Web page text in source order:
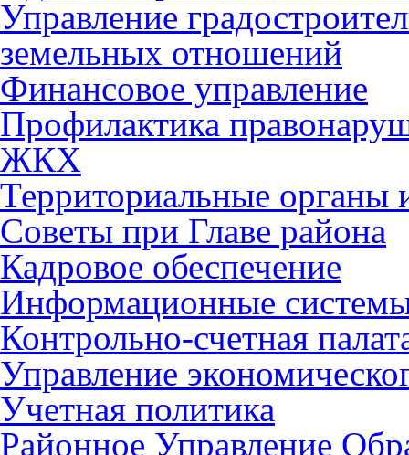
Управление
земельных отношений
Финансовое управление
Профилактика
ЖКХ
Территориальные органы
Советы при Главе района
Кадровое обеспечение
Информационные
Контрольно-счетная
Управление
Учетная политика
Районное Управление